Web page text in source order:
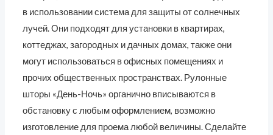
в использовании система для защиты от солнечных
лучей. Они подходят для установки в квартирах,
коттеджах, загородных и дачных домах, также они
могут использоваться в офисных помещениях и
прочих общественных пространствах. Рулонные
шторы «День-Ночь» органично вписываются в
обстановку с любым оформлением, возможно
изготовление для проема любой величины. Сделайте